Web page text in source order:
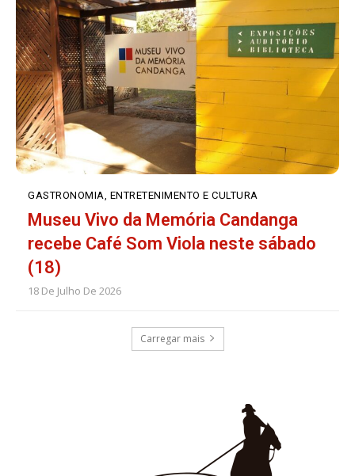
GASTRONOMIA, ENTRETENIMENTO E CULTURA
Museu Vivo da Memória Candanga
recebe Café Som Viola neste sábado
(18)
18 De Julho De 2026
Carregar mais